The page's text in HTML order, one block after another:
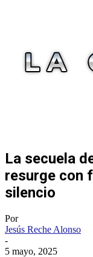
La secuela
resurge con
silencio
Por
Jesús Reche Alonso
-
5 mayo, 2025